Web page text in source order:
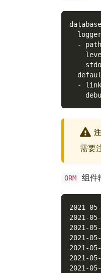
database
logger
-
path
-
link
需要
ORM 组件
2021-
2021-
2021-
2021-
2021-
2021-
2021-